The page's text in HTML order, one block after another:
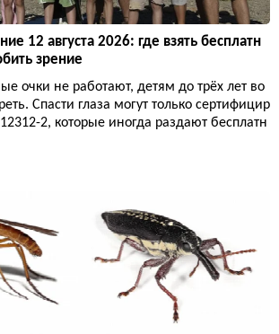
12 августа 2026: где взять бесплатн
зрение
очки не работают, детям до трёх лет во
Спасти глаза могут только сертифицир
2, которые иногда раздают бесплатн